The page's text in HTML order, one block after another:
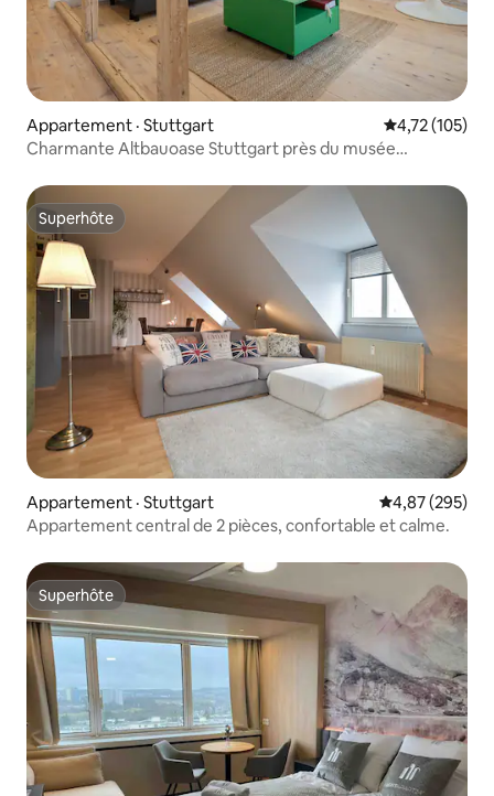
Appartement · Stuttgart Note
4,72 (105)
Charmante Altbauoase Stuttgart près du musée
Superhôte
Superhôte
Appartement · Stuttgart Note
4,87 (295)
Appartement central de 2 pièces, confortable et calme.
Superhôte
Superhôte